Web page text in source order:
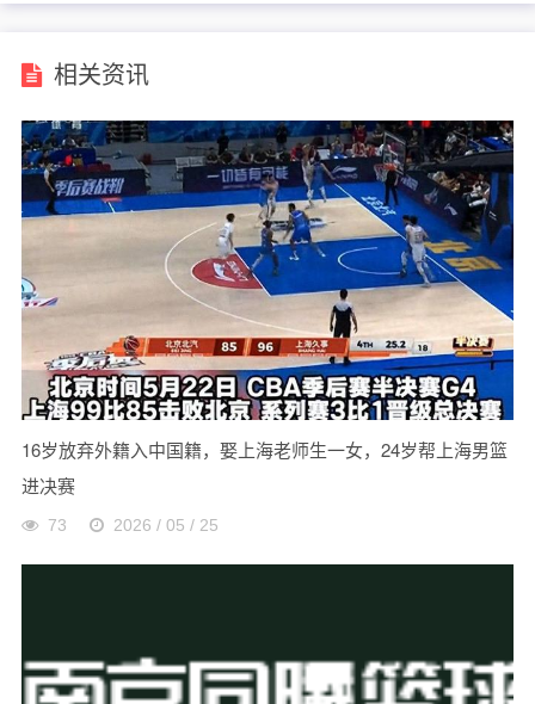
相关资讯
16岁放弃外籍入中国籍，娶上海老师生一女，24岁帮上海男篮
进决赛
73 2026 / 05 / 25